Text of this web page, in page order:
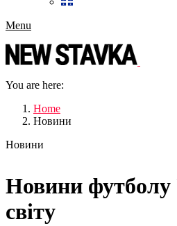
Menu
You are here:
Home
Новини
Новини
Новини футболу
світу